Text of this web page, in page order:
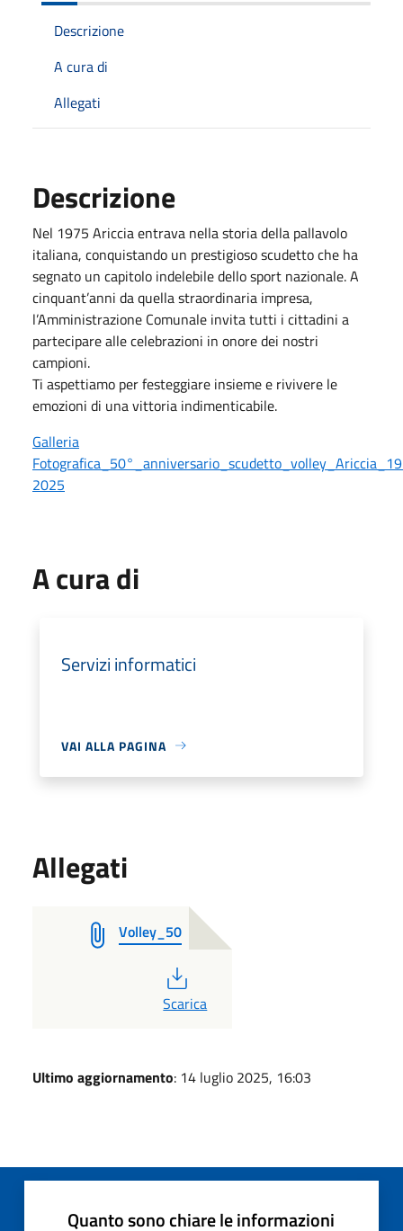
Descrizione
A cura di
Allegati
Descrizione
Nel 1975 Ariccia entrava nella storia della pallavolo
italiana, conquistando un prestigioso scudetto che ha
segnato un capitolo indelebile dello sport nazionale. A
cinquant’anni da quella straordinaria impresa,
l’Amministrazione Comunale invita tutti i cittadini a
partecipare alle celebrazioni in onore dei nostri
campioni.
Ti aspettiamo per festeggiare insieme e rivivere le
emozioni di una vittoria indimenticabile.
Galleria
2025
A cura di
Servizi informatici
VAI ALLA PAGINA
Allegati
Volley_50
PDF
Scarica
Ultimo aggiornamento: 14 luglio 2025, 16:03
Quanto sono chiare le informazioni